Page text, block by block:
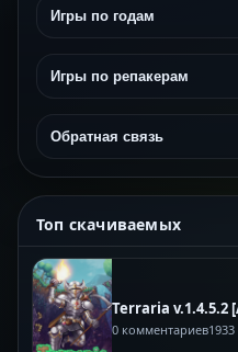
Игры по годам
Игры по репакерам
Обратная связь
Топ скачиваемых
Terraria v.1.4.5.2
0 комментариев